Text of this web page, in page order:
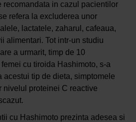
recomandata in cazul pacientilor
refera la excluderea unor
lactatele, zaharul, cafeaua,
alimentari. Tot intr-un studiu
a urmarit, timp de 10
cu tiroida Hashimoto, s-a
acestui tip de dieta, simptomele
nivelul proteinei C reactive
cu Hashimoto prezinta adesea si